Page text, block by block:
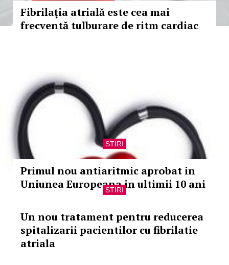
Fibrilaţia atrială este cea mai
frecventă tulburare de ritm cardiac
STIRI
Primul nou antiaritmic aprobat in
Uniunea Europeana in ultimii 10 ani
STIRI
Un nou tratament pentru reducerea
spitalizarii pacientilor cu fibrilatie
atriala